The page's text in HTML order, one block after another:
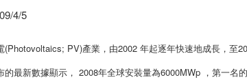
4/5
(Photovoltaics; PV)產業，由2002 年起逐年快速地成長，至
的最新數據顯示， 2008年全球安裝量為6000MWp ，第一名